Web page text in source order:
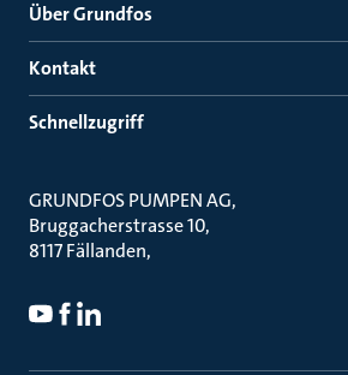
Über Grundfos
Kontakt
Schnellzugriff
GRUNDFOS PUMPEN AG
Bruggacherstrasse 10
8117 Fällanden